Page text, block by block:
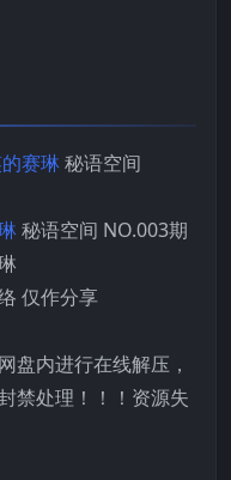
赛琳秘语空间
秘语空间 NO.003期
仅作分享
盘内进行在线解压，
禁处理！！！资源失